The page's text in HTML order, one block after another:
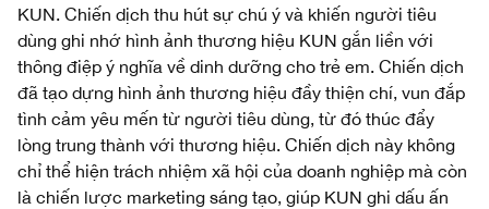
KUN. Chiến dịch thu hút sự chú ý và khiến người tiêu
dùng ghi nhớ hình ảnh thương hiệu KUN gắn liền với
thông điệp ý nghĩa về dinh dưỡng cho trẻ em. Chiến dịch
đã tạo dựng hình ảnh thương hiệu đầy thiện chí, vun đắp
tình cảm yêu mến từ người tiêu dùng, từ đó thúc đẩy
lòng trung thành với thương hiệu. Chiến dịch này không
chỉ thể hiện trách nhiệm xã hội của doanh nghiệp mà còn
là chiến lược marketing sáng tạo, giúp KUN ghi dấu ấn